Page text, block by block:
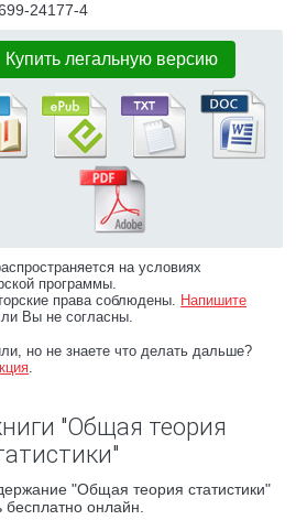
24177-4
Купить легальную версию
на условиях
программы.
права соблюдены. Напишите
Вы не согласны.
но не знаете что делать дальше?
.
"Общая теория
"Общая теория статистики"
бесплатно онлайн.